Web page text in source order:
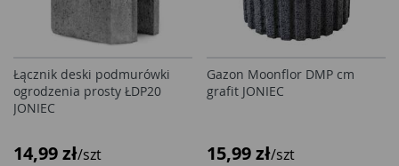
Łącznik deski podmurówki
ogrodzenia prosty ŁDP20
JONIEC
14,99 zł/szt
Gazon Moonflor DMP cm
grafit JONIEC
15,99 zł/szt